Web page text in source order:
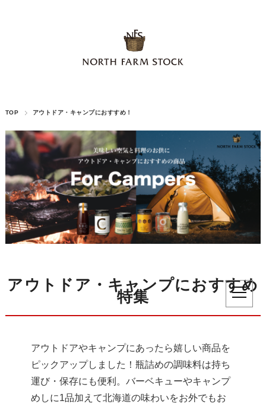
TOP アウトドア・キャンプにおすすめ！
アウトドア・キャンプにおすすめ
特集
アウトドアやキャンプにあったら嬉しい商品を
ピックアップしました！瓶詰めの調味料は持ち
運び・保存にも便利。バーベキューやキャンプ
めしに1品加えて北海道の味わいをお外でもお